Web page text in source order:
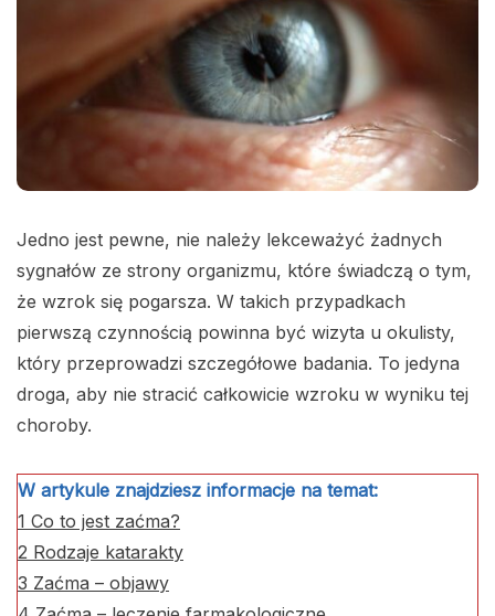
Jedno jest pewne, nie należy lekceważyć żadnych
sygnałów ze strony organizmu, które świadczą o tym,
że wzrok się pogarsza. W takich przypadkach
pierwszą czynnością powinna być wizyta u okulisty,
który przeprowadzi szczegółowe badania. To jedyna
droga, aby nie stracić całkowicie wzroku w wyniku tej
choroby.
W artykule znajdziesz informacje na temat:
1 Co to jest zaćma?
2 Rodzaje katarakty
3 Zaćma – objawy